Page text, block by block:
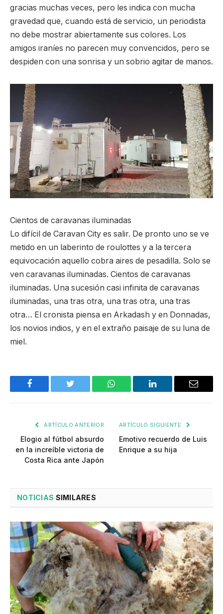
gracias muchas veces, pero les indica con mucha
gravedad que, cuando está de servicio, un periodista
no debe mostrar abiertamente sus colores. Los
amigos iraníes no parecen muy convencidos, pero se
despiden con una sonrisa y un sobrio agitar de manos.
Cientos de caravanas iluminadas
Lo difícil de Caravan City es salir. De pronto uno se ve
metido en un laberinto de roulottes y a la tercera
equivocación aquello cobra aires de pesadilla. Solo se
ven caravanas iluminadas. Cientos de caravanas
iluminadas. Una sucesión casi infinita de caravanas
iluminadas, una tras otra, una tras otra, una tras
otra… El cronista piensa en Arkadash y en Donnadas,
los novios indios, y en el extraño paisaje de su luna de
miel.
Facebook Twitter WhatsApp LinkedIn Email
ARTÍCULO ANTERIOR
Elogio al fútbol absurdo
en la increíble victoria de
Costa Rica ante Japón
ARTÍCULO SIGUIENTE
Emotivo recuerdo de Luis
Enrique a su hija
NOTICIAS SIMILARES